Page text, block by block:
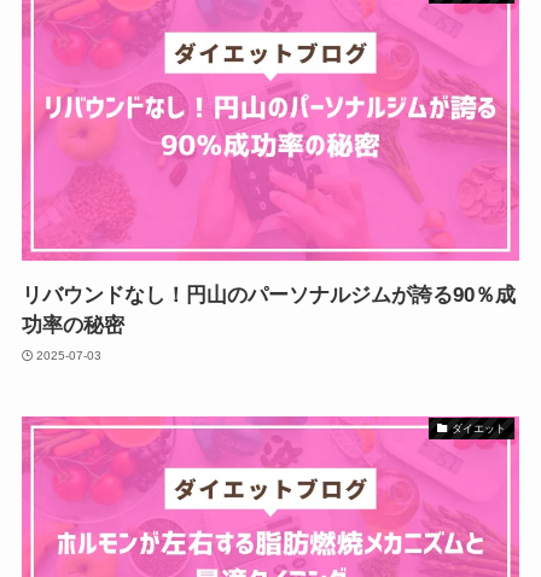
リバウンドなし！円山のパーソナルジムが誇る90％成
功率の秘密
2025-07-03
ダイエット